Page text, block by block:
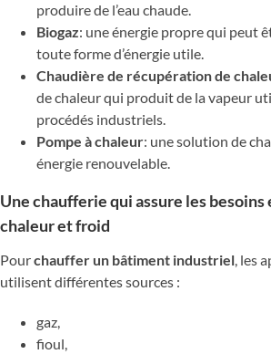
produire de l’eau chaude.
Biogaz: une énergie propre qui peut
toute forme d’énergie utile.
Chaudière de récupération de
de chaleur qui produit de la vapeur
procédés industriels.
Pompe à chaleur: une solution de
énergie renouvelable.
Une chaufferie qui assure les
chaleur et froid
Pourchauffer un bâtiment industriel, les
utilisent différentes sources :
gaz,
fioul,